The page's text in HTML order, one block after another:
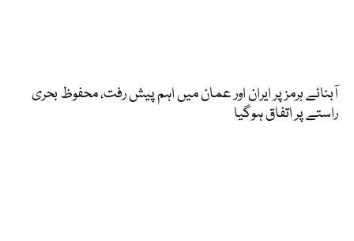
آبنائے ہرمز پر ایران اور عمان میں اہم پیش رفت، محفوظ بحری
راستے پر اتفاق ہوگیا